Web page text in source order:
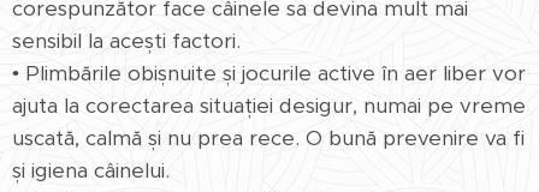
corespunzător face câinele sa devina mult mai
sensibil la acești factori.
• Plimbările obișnuite și jocurile active în aer liber vor
ajuta la corectarea situației desigur, numai pe vreme
uscată, calmă și nu prea rece. O bună prevenire va fi
și igiena câinelui.